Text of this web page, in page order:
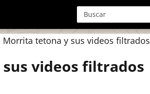
Morrita tetona y sus videos filtrados
videos filtrados